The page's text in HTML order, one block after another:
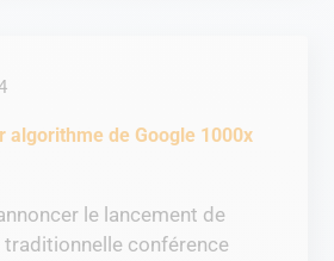
algorithme de Google 1000x
le lancement de
traditionnelle conférence